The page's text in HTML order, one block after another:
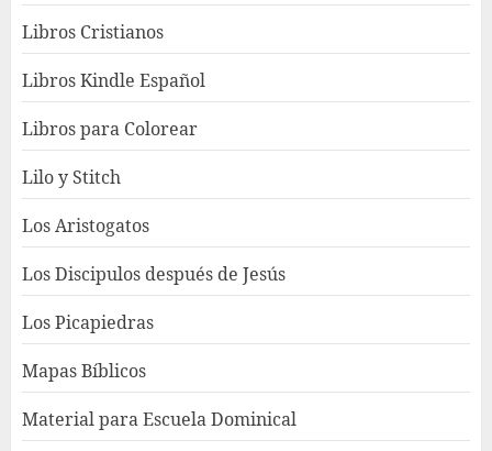
Libros Cristianos
Libros Kindle Español
Libros para Colorear
Lilo y Stitch
Los Aristogatos
Los Discipulos después de Jesús
Los Picapiedras
Mapas Bíblicos
Material para Escuela Dominical